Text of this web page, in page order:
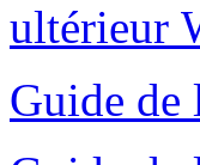
ultérieur
Guide